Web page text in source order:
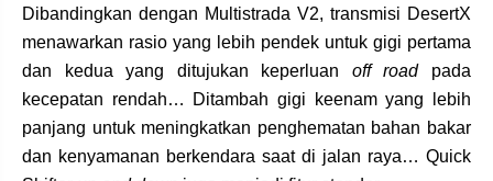
Dibandingkan dengan Multistrada V2, transmisi DesertX
menawarkan rasio yang lebih pendek untuk gigi pertama
dan kedua yang ditujukan keperluan off roadpada
kecepatan rendah… Ditambah gigi keenam yang lebih
panjang untuk meningkatkan penghematan bahan bakar
dan kenyamanan berkendara saat di jalan raya… Quick